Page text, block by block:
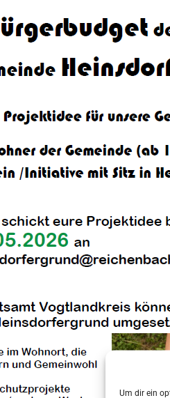
Um dir ein